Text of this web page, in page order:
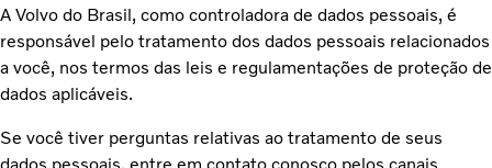
A Volvo do Brasil, como controladora de dados pessoais, é
responsável pelo tratamento dos dados pessoais relacionados
a você, nos termos das leis e regulamentações de proteção de
dados aplicáveis.
Se você tiver perguntas relativas ao tratamento de seus